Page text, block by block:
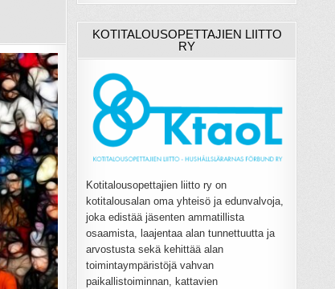
KOTITALOUSOPETTAJIEN LIITTO
RY
Kotitalousopettajien liitto ry on
kotitalousalan oma yhteisö ja edunvalvoja,
joka edistää jäsenten ammatillista
osaamista, laajentaa alan tunnettuutta ja
arvostusta sekä kehittää alan
toimintaympäristöjä vahvan
paikallistoiminnan, kattavien